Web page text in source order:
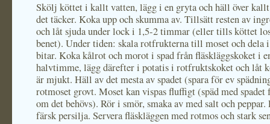
Skölj köttet i kallt vatten, lägg i en gryta och häll över kallt
det täcker. Koka upp och skumma av. Tillsätt resten av
och låt sjuda under lock i 1,5-2 timmar (eller tills köttet
benet). Under tiden: skala rotfrukterna till moset och dela
bitar. Koka kålrot och morot i spad från fläskläggskoket i
halvtimme, lägg därefter i potatis i rotfruktskoket och låt
är mjukt. Häll av det mesta av spadet (spara för ev
rotmoset grovt. Moset kan vispas fluffigt (späd med spadet
om det behövs). Rör i smör, smaka av med salt och peppar.
färsk persilja. Servera fläskläggen med rotmos och stark